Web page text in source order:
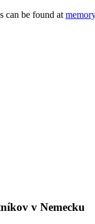
can be found at
v Nemecku